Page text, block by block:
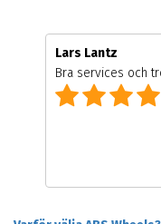
Lars Lantz
Bra services och